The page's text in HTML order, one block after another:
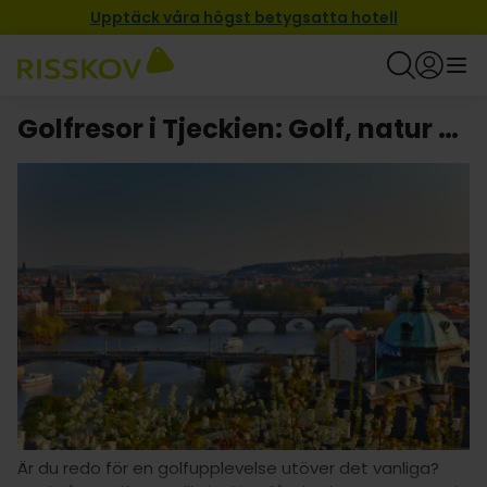
Upptäck våra högst betygsatta hotell
Golfresor i Tjeckien: Golf, natur och avkoppling i perfekt harmoni!
Är du redo för en golfupplevelse utöver det vanliga?